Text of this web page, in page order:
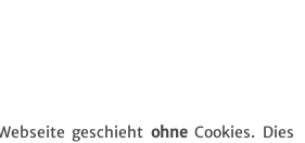
geschieht ohneCookies. Dies